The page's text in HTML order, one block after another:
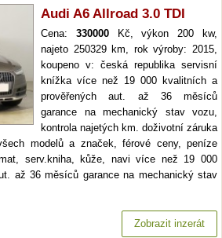
Audi A6 Allroad 3.0 TDI
Cena: 330000Kč, výkon 200 kw,
najeto 250329 km, rok výroby: 2015,
koupeno v: česká republika servisní
knížka více než 19 000 kvalitních a
prověřených aut. až 36 měsíců
garance na mechanický stav vozu,
kontrola najetých km. doživotní záruka
modelů a značek, férové ceny, peníze
serv.kniha, kůže, navi více než 19 000
až 36 měsíců garance na mechanický stav
Zobrazit inzerát